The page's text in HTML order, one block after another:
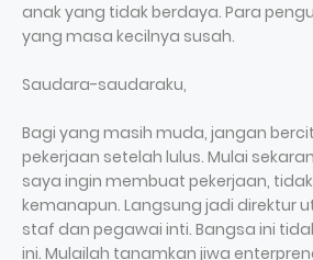
anak yang tidak berdaya. Para
yang masa kecilnya susah.
Saudara-saudaraku,
Bagi yang masih muda, jangan
pekerjaan setelah lulus. Mulai
saya ingin membuat pekerjaan,
kemanapun. Langsung jadi direktur
staf dan pegawai inti. Bangsa ini
ini. Mulailah tanamkan jiwa